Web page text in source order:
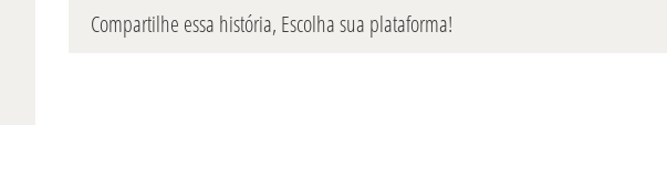
Compartilhe essa história, Escolha sua plataforma!